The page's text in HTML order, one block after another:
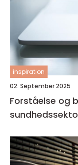
inspiration
02. September 2025
Forståelse og